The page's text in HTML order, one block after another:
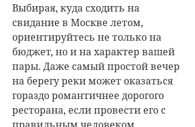
Выбирая, куда сходить на
свидание в Москве летом,
ориентируйтесь не только на
бюджет, но и на характер вашей
пары. Даже самый простой вечер
на берегу реки может оказаться
гораздо романтичнее дорогого
ресторана, если провести его с